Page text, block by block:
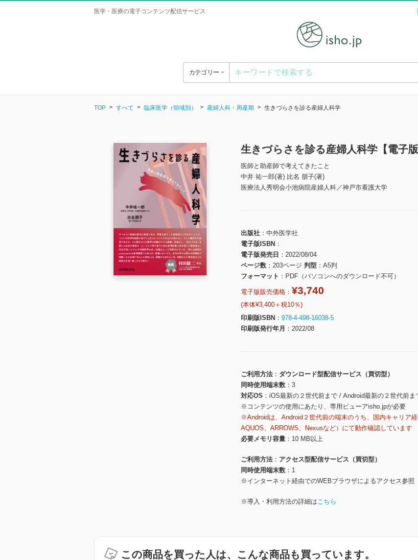
医学・医療の電子コンテンツ配信サービス
カテゴリー
TOP すべて 臨床医学（領域別） 産婦人科・周産期 生きづらさを診る産婦人科学
生きづらさを診る産婦人科学【電子版
医師と助産師で考えてきたこと
中井 祐一郎(著) 比名 朋子(著)
医療法人秀明会小池病院産婦人科／神戸市看護大学
出版社
中外医学社
電子版ISBN
電子版発売日
2022/08/04
ページ数
203ページ 判型
A5判
フォーマット
PDF（パソコンへのダウンロード不可）
電子版販売価格： ¥3,740
(本体¥3,400＋税10％)
印刷版ISBN
978-4-498-16038-5
印刷版発行年月
2022/08
ご利用方法
ダウンロード型配信サービス（買切型）
同時使用端末数
3
対応OS
iOS最新の２世代前まで / Android最新の２世代前ま
※コンテンツの使用にあたり、専用ビューアisho.jpが必要
※Androidは、Android２世代前の端末のうち、国内キャリア
AQUOS、ARROWS、Nexusなど）にて動作確認しています
必要メモリ容量
10 MB以上
ご利用方法
アクセス型配信サービス（買切型）
同時使用端末数
1
※インターネット経由でのWEBブラウザによるアクセス参照
※導入・利用方法の詳細はこちら
この商品を買った人は、こんな商品も買っています。